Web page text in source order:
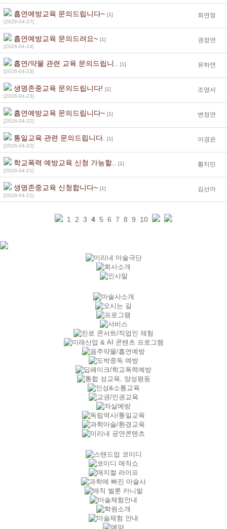
흡연예방교육 문의드립니다~ [1]
[2026-04-27]
최연정
흡연예방교육 문의드려요~ [1]
[2026-04-24]
권정연
흡연/약물 관련 교육 문의드립니.. [1]
[2026-04-23]
유하연
생명존중교육 문의드립니다! [1]
[2026-04-23]
조영서
흡연예방교육 문의드립니다~ [1]
[2026-04-22]
변정연
통일교육 관련 문의드립니다. [1]
[2026-04-22]
이경은
학교폭력 예방교육 신청 가능할.. [1]
[2026-04-21]
황지민
생명존중교육 신청합니다~ [1]
[2026-04-21]
김선아
1 2 3 4 5 6 7 8 9 10